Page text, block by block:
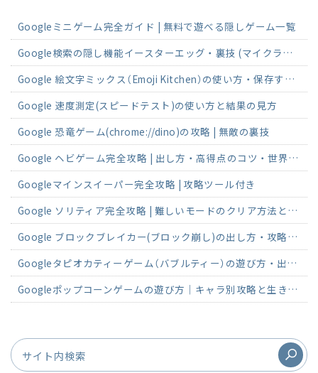
Googleミニゲーム完全ガイド | 無料で遊べる隠しゲーム一覧
Google検索の隠し機能イースターエッグ・裏技 (マイクラ・斜めなど)
Google 絵文字ミックス（Emoji Kitchen）の使い方・保存する方法
Google 速度測定(スピードテスト)の使い方と結果の見方
Google 恐竜ゲーム(chrome://dino)の攻略 | 無敵の裏技
Google ヘビゲーム完全攻略 | 出し方・高得点のコツ・世界記録
Googleマインスイーパー完全攻略 | 攻略ツール付き
Google ソリティア完全攻略 | 難しいモードのクリア方法とコツ
Google ブロックブレイカー(ブロック崩し)の出し方・攻略方法
Googleタピオカティーゲーム（バブルティー）の遊び方・出し方
Googleポップコーンゲームの遊び方｜キャラ別攻略と生き残りのコツ